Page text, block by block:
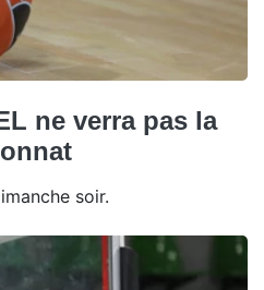
ne verra pas la
soir.